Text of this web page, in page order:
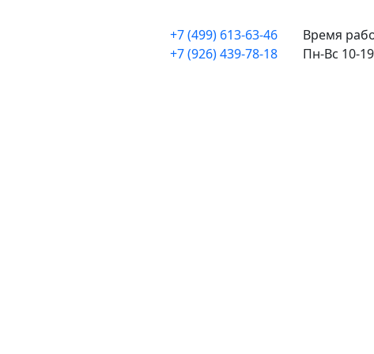
+7 (499) 613-63-46
+7 (926) 439-78-18
Время
Пн-Вс 10-19